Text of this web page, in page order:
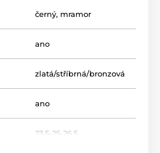
černý, mramor
ano
zlatá/stříbrná/bronzová
ano
23.5-25-26.5